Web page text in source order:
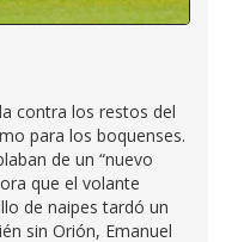
contra los restos del
para los boquenses.
de un “nuevo
que el volante
de naipes tardó un
sin Orión, Emanuel